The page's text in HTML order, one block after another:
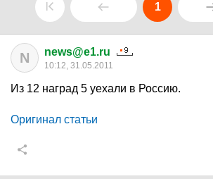
1
N news@e1.ru
10:12, 31.05.2011
Из 12 наград 5 уехали в Россию.
Оригинал статьи